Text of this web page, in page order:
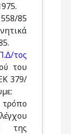
85
τος
του
379/
της